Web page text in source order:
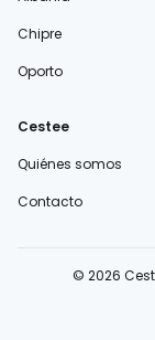
Chipre
Oporto
Cestee
Quiénes somos
Contacto
© 2026